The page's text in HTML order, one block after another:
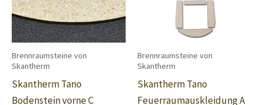
Brennraumsteine von
Skantherm
Skantherm Tano
Bodenstein vorne C
Brennraumsteine von
Skantherm
Skantherm Tano
Feuerraumauskleidung A